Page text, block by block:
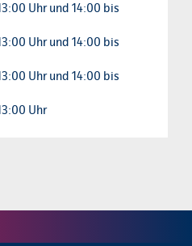
Uhr und 14:00 bis
Uhr und 14:00 bis
Uhr und 14:00 bis
Uhr